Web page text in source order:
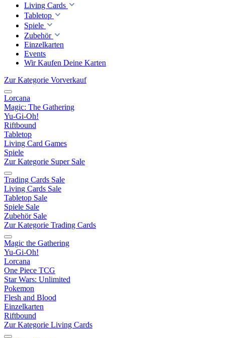
Living Cards
Tabletop
Spiele
Zubehör
Einzelkarten
Events
Wir Kaufen Deine Karten
Zur Kategorie Vorverkauf
Lorcana
Magic: The Gathering
Yu-Gi-Oh!
Riftbound
Tabletop
Living Card Games
Spiele
Zur Kategorie Super Sale
Trading Cards Sale
Living Cards Sale
Tabletop Sale
Spiele Sale
Zubehör Sale
Zur Kategorie Trading Cards
Magic the Gathering
Yu-Gi-Oh!
Lorcana
One Piece TCG
Star Wars: Unlimited
Pokemon
Flesh and Blood
Einzelkarten
Riftbound
Zur Kategorie Living Cards